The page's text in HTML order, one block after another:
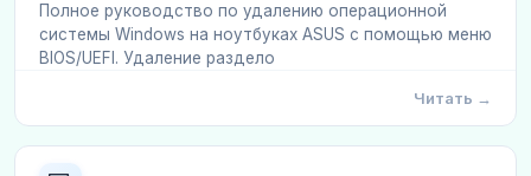
Полное руководство по удалению операционной
системы Windows на ноутбуках ASUS с помощью меню
BIOS/UEFI. Удаление раздело
Читать →